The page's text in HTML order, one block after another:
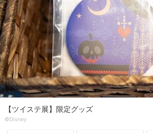
【ツイステ展】限定グッズ
©︎Disney